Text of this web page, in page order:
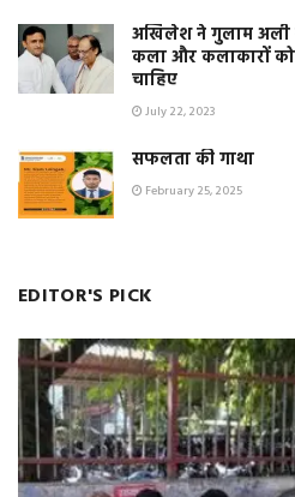
अखिलेश ने गुलाम अली
कला और कलाकारों को
चाहिए
July 22, 2023
सफलता की गाथा
February 25, 2025
EDITOR'S PICK